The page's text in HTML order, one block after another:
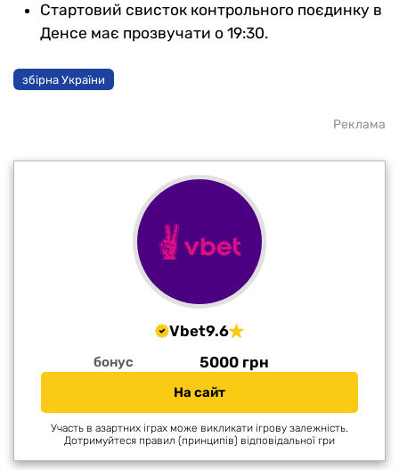
Стартовий свисток контрольного поєдинку в
Денсе має прозвучати о 19:30.
збірна України
Реклама
Vbet9.6
бонус 5000 грн
На сайт
Участь в азартних іграх може викликати ігрову залежність.
Дотримуйтеся правил (принципів) відповідальної гри